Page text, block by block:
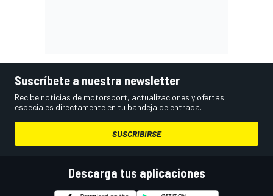
Suscríbete a nuestra newsletter
Recibe noticias de motorsport, actualizaciones y ofertas
especiales directamente en tu bandeja de entrada.
SUSCRIBIRSE
Descarga tus aplicaciones